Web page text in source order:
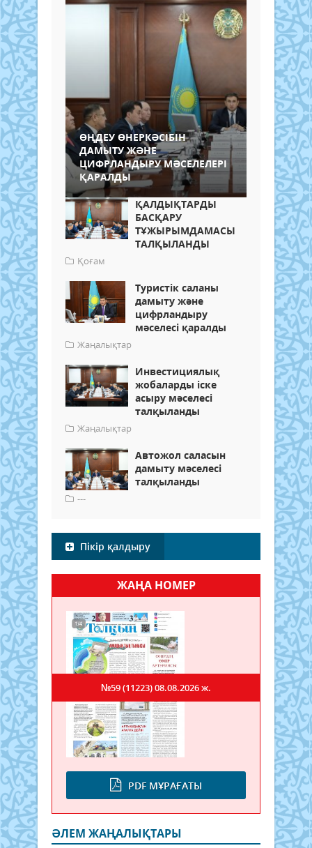
ӨҢДЕУ ӨНЕРКӘСІБІН
ДАМЫТУ ЖӘНЕ
ЦИФРЛАНДЫРУ МӘСЕЛЕЛЕРІ
ҚАРАЛДЫ
ҚАЛДЫҚТАРДЫ
БАСҚАРУ
ТҰЖЫРЫМДАМАСЫ
ТАЛҚЫЛАНДЫ
Қоғам
Туристік саланы
дамыту және
цифрландыру
мәселесі қаралды
Жаңалықтар
Инвестициялық
жобаларды іске
асыру мәселесі
талқыланды
Жаңалықтар
Автожол саласын
дамыту мәселесі
талқыланды
---
Пікір қалдыру
ЖАҢА НОМЕР
PDF МҰРАҒАТЫ
№59 (11223)08.08.2026 ж.
ӘЛЕМ ЖАҢАЛЫҚТАРЫ